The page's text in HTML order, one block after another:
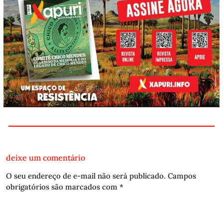
deixe um comentário
O seu endereço de e-mail não será publicado. Campos
obrigatórios são marcados com *